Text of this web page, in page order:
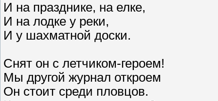
И на празднике, на елке,
И на лодке у реки,
И у шахматной доски.
Снят он с летчиком-героем!
Мы другой журнал откроем
Он стоит среди пловцов.